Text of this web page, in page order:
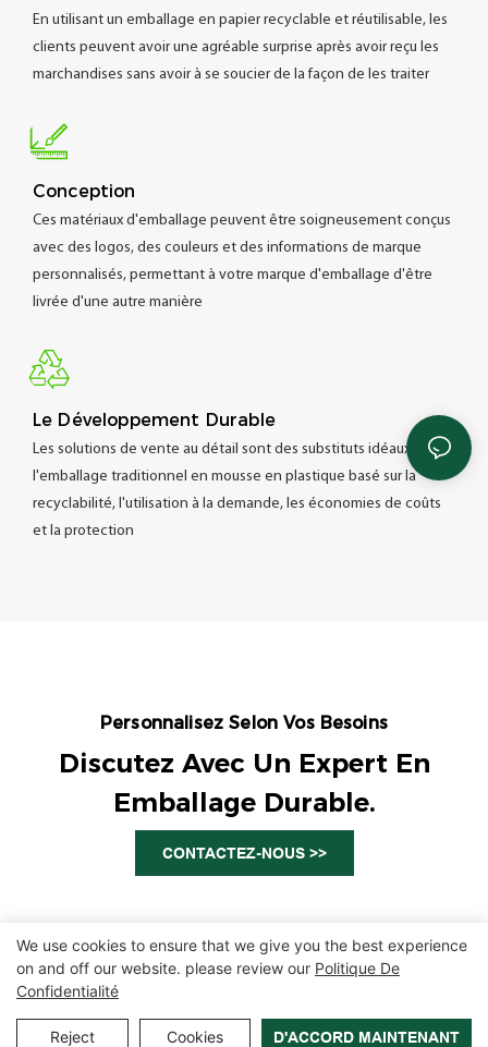
En utilisant un emballage en papier recyclable et réutilisable, les
clients peuvent avoir une agréable surprise après avoir reçu les
marchandises sans avoir à se soucier de la façon de les traiter
Conception
Ces matériaux d'emballage peuvent être soigneusement conçus
avec des logos, des couleurs et des informations de marque
personnalisés, permettant à votre marque d'emballage d'être
livrée d'une autre manière
Le Développement Durable
Les solutions de vente au détail sont des substituts idéaux pour
l'emballage traditionnel en mousse en plastique basé sur la
recyclabilité, l'utilisation à la demande, les économies de coûts
et la protection
Personnalisez Selon Vos Besoins
Discutez Avec Un Expert En
Emballage Durable.
CONTACTEZ-NOUS >>
Copyright © 2026 Zhangzhou Air Power Packaging Equipment Co.,
Ltd. |
Plan du site | Politique de confidentialité
We use cookies to ensure that we give you the best experience
on and off our website. please review our Politique De
Confidentialité
Reject Cookies D'ACCORD MAINTENANT